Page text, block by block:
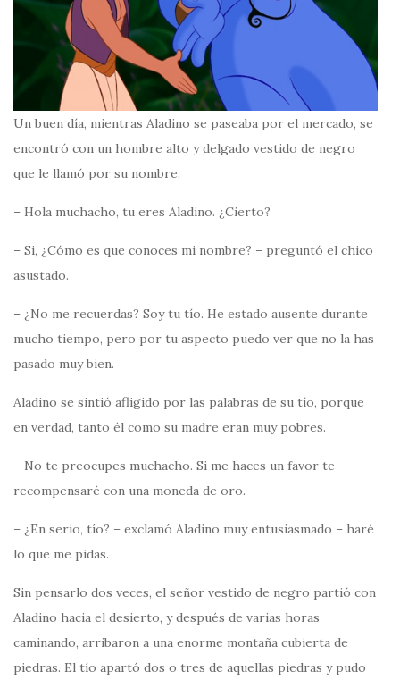
Un buen día, mientras Aladino se paseaba por el mercado, se
encontró con un hombre alto y delgado vestido de negro
que le llamó por su nombre.
– Hola muchacho, tu eres Aladino. ¿Cierto?
– Si, ¿Cómo es que conoces mi nombre? – preguntó el chico
asustado.
– ¿No me recuerdas? Soy tu tío. He estado ausente durante
mucho tiempo, pero por tu aspecto puedo ver que no la has
pasado muy bien.
Aladino se sintió afligido por las palabras de su tío, porque
en verdad, tanto él como su madre eran muy pobres.
– No te preocupes muchacho. Si me haces un favor te
recompensaré con una moneda de oro.
– ¿En serio, tío? – exclamó Aladino muy entusiasmado – haré
lo que me pidas.
Sin pensarlo dos veces, el señor vestido de negro partió con
Aladino hacia el desierto, y después de varias horas
caminando, arribaron a una enorme montaña cubierta de
piedras. El tío apartó dos o tres de aquellas piedras y pudo